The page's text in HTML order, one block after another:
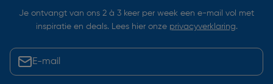
Je ontvangt van ons 2 à 3 keer per week een e-mail vol met
inspiratie en deals. Lees hier onze privacyverklaring.